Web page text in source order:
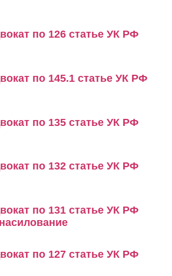
по 126 статье УК РФ
по 145.1 статье УК РФ
по 135 статье УК РФ
по 132 статье УК РФ
по 131 статье УК РФ
по 127 статье УК РФ